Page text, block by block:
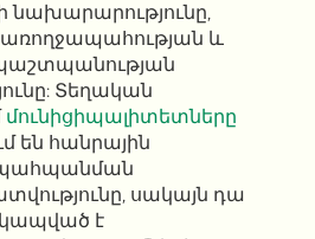
նախարարությունը,
և
Տեղական
մունիցիպալիտետները
են հանրային
պահպանման
սակայն դա
կապված է